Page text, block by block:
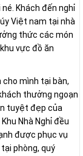
Khách đến nghỉ
Việt nam tại nhà
thức các món
vực đồ ăn
mình tại bàn,
thưởng ngoạn
tuyệt đẹp của
Nhà Nghỉ đều
được phục vụ
phòng, quý